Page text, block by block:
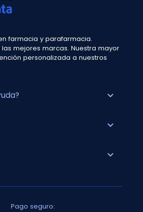
farmacia y parafarmacia.
mejores marcas. Nuestra mayor
personalizada a nuestros
expand_more
expand_more
expand_more
Pago seguro: